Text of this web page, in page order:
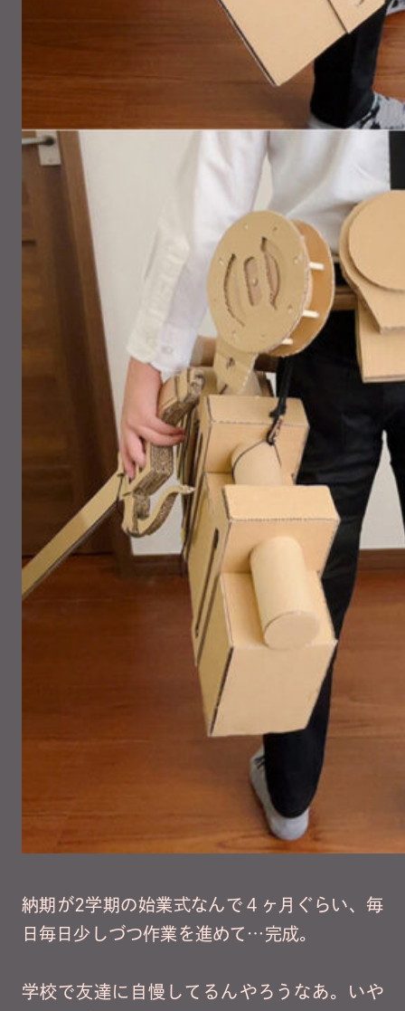
納期が2学期の始業式なんで４ヶ月ぐらい、毎
日毎日少しづつ作業を進めて…完成。
学校で友達に自慢してるんやろうなあ。いや